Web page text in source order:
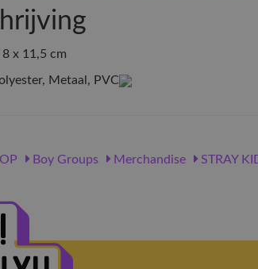
x 11,5 cm
Metaal, PVC
Boy Groups Merchandise STRAY